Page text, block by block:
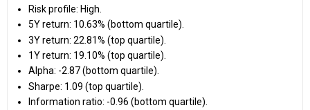
Risk profile: High.
5Y return: 10.63% (bottom quartile).
3Y return: 22.81% (top quartile).
1Y return: 19.10% (top quartile).
Alpha: -2.87 (bottom quartile).
Sharpe: 1.09 (top quartile).
Information ratio: -0.96 (bottom quartile).